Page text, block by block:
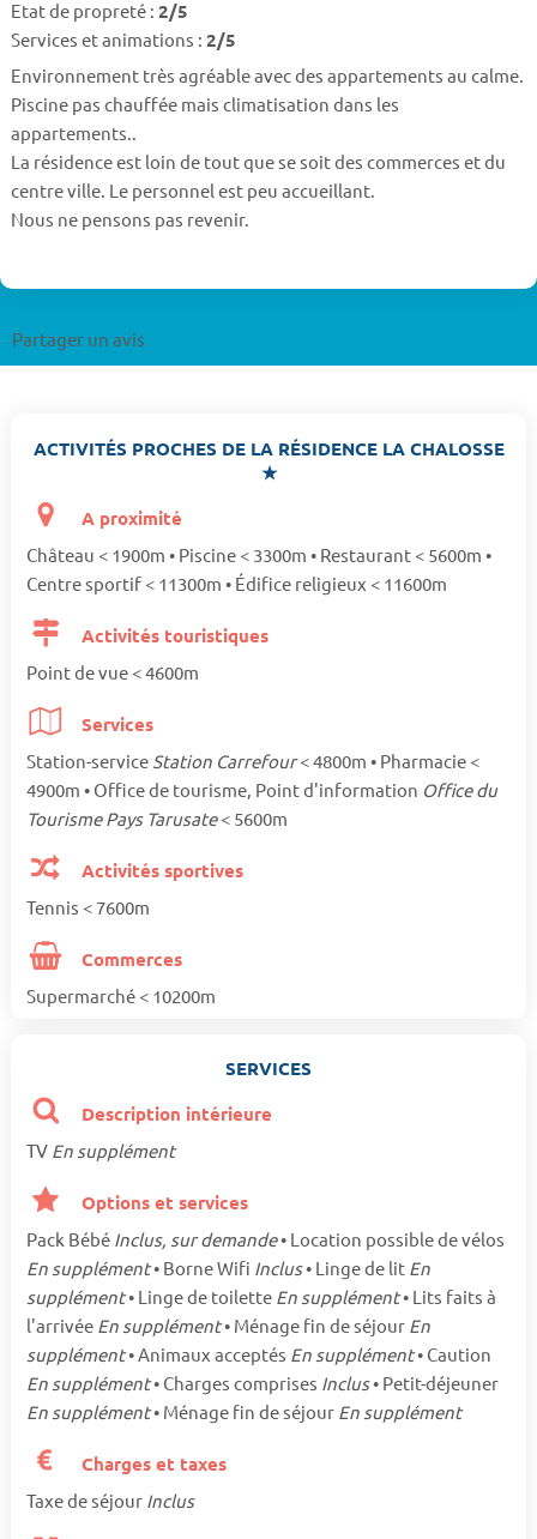
Etat de propreté : 2/5
Services et animations : 2/5
Environnement très agréable avec des appartements au calme.
Piscine pas chauffée mais climatisation dans les
appartements..
La résidence est loin de tout que se soit des commerces et du
centre ville. Le personnel est peu accueillant.
Nous ne pensons pas revenir.
Partager un avis
ACTIVITÉS PROCHES DE LA RÉSIDENCE LA CHALOSSE
★
A proximité
Château < 1900m • Piscine < 3300m • Restaurant < 5600m •
Centre sportif < 11300m • Édifice religieux < 11600m
Activités touristiques
Point de vue < 4600m
Services
Station-service Station Carrefour< 4800m • Pharmacie <
4900m • Office de tourisme, Point d'information Office du
Tourisme Pays Tarusate< 5600m
Activités sportives
Tennis < 7600m
Commerces
Supermarché < 10200m
SERVICES
Description intérieure
TV En supplément
Options et services
Pack Bébé Inclus, sur demande• Location possible de vélos
En supplément• Borne Wifi Inclus• Linge de lit En
supplément• Linge de toilette En supplément• Lits faits à
l'arrivée En supplément• Ménage fin de séjour En
supplément• Animaux acceptés En supplément• Caution
En supplément• Charges comprises Inclus• Petit-déjeuner
En supplément• Ménage fin de séjour En supplément
Charges et taxes
Taxe de séjour Inclus